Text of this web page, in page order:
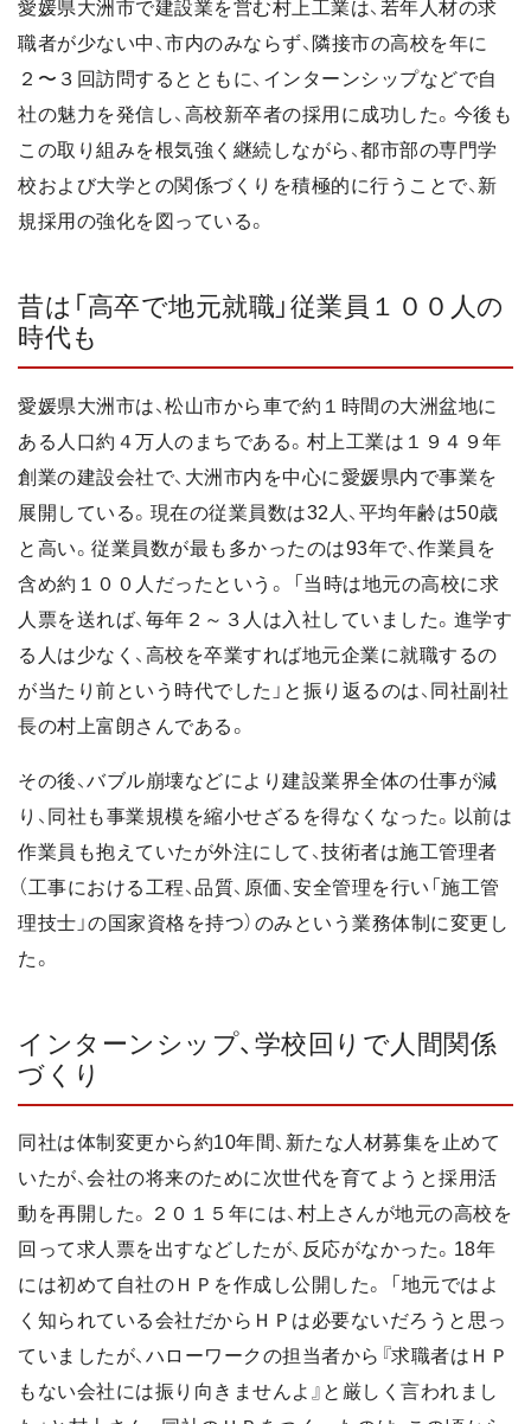
愛媛県大洲市で建設業を営む村上工業は、若年人材の求
職者が少ない中、市内のみならず、隣接市の高校を年に
２〜３回訪問するとともに、インターンシップなどで自
社の魅力を発信し、高校新卒者の採用に成功した。今後も
この取り組みを根気強く継続しながら、都市部の専門学
校および大学との関係づくりを積極的に行うことで、新
規採用の強化を図っている。
昔は「高卒で地元就職」従業員１００人の
時代も
愛媛県大洲市は、松山市から車で約１時間の大洲盆地に
ある人口約４万人のまちである。村上工業は１９４９年
創業の建設会社で、大洲市内を中心に愛媛県内で事業を
展開している。現在の従業員数は32人、平均年齢は50歳
と高い。従業員数が最も多かったのは93年で、作業員を
含め約１００人だったという。 「当時は地元の高校に求
人票を送れば、毎年２～３人は入社していました。進学す
る人は少なく、高校を卒業すれば地元企業に就職するの
が当たり前という時代でした」と振り返るのは、同社副社
長の村上富朗さんである。
その後、バブル崩壊などにより建設業界全体の仕事が減
り、同社も事業規模を縮小せざるを得なくなった。以前は
作業員も抱えていたが外注にして、技術者は施工管理者
（工事における工程、品質、原価、安全管理を行い「施工管
理技士」の国家資格を持つ）のみという業務体制に変更し
た。
インターンシップ、学校回りで人間関係
づくり
同社は体制変更から約10年間、新たな人材募集を止めて
いたが、会社の将来のために次世代を育てようと採用活
動を再開した。２０１５年には、村上さんが地元の高校を
回って求人票を出すなどしたが、反応がなかった。18年
には初めて自社のＨＰを作成し公開した。 「地元ではよ
く知られている会社だからＨＰは必要ないだろうと思っ
ていましたが、ハローワークの担当者から『求職者はＨＰ
もない会社には振り向きませんよ』と厳しく言われまし